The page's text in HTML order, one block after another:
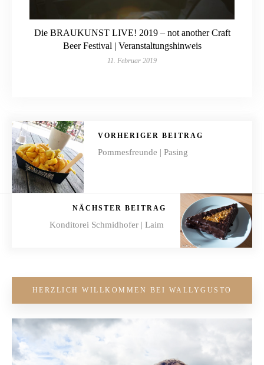
Die BRAUKUNST LIVE! 2019 – not another Craft
Beer Festival | Veranstaltungshinweis
11. Februar 2019
VORHERIGER BEITRAG
Pommesfreunde | Pasing
NÄCHSTER BEITRAG
Konditorei Schmidhofer | Laim
HERZLICH WILLKOMMEN BEI WALLYGUSTO